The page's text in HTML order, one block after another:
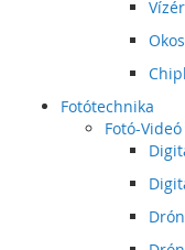
Fotótechnika
Fotó-
Drón